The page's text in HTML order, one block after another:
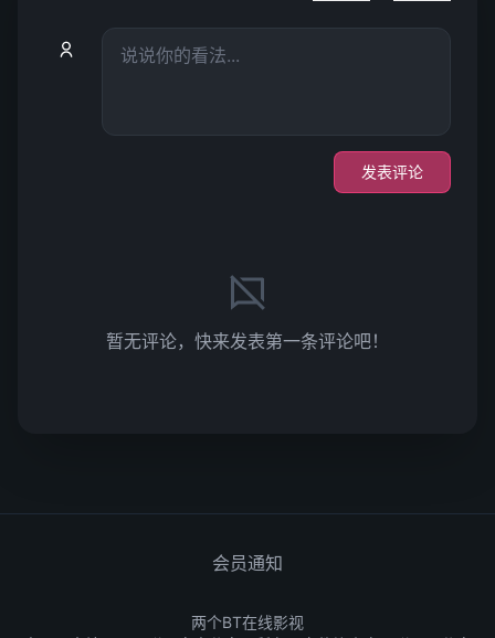
发表评论
暂无评论，快来发表第一条评论吧！
会员通知
两个BT在线影视